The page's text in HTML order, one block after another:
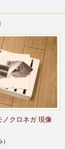
ノクロネガ 現像